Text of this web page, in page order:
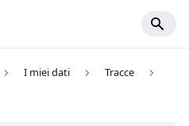
I miei dati
Tracce